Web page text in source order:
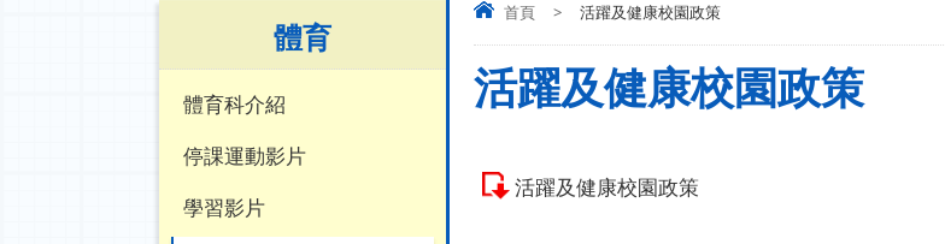
首頁 > 活躍及健康校園政策
活躍及健康校園政策
活躍及健康校園政策
體育
體育科介紹
停課運動影片
學習影片